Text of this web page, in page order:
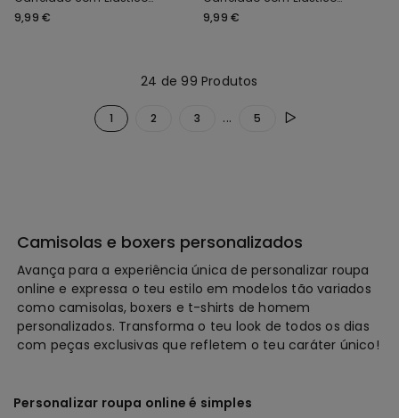
com Logótipo
9,99 €
com Logótipo
9,99 €
24 de 99 Produtos
1 2 3 ... 5
Camisolas e boxers personalizados
Avança para a experiência única de personalizar roupa
online e expressa o teu estilo em modelos tão variados
como camisolas, boxers e t-shirts de homem
personalizados. Transforma o teu look de todos os dias
com peças exclusivas que refletem o teu caráter único!
Personalizar roupa online é simples